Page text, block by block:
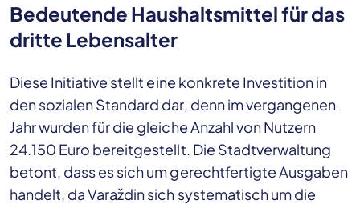
Bedeutende Haushaltsmittel für das
dritte Lebensalter
Diese Initiative stellt eine konkrete Investition in
den sozialen Standard dar, denn im vergangenen
Jahr wurden für die gleiche Anzahl von Nutzern
24.150 Euro bereitgestellt. Die Stadtverwaltung
betont, dass es sich um gerechtfertigte Ausgaben
handelt, da Varaždin sich systematisch um die